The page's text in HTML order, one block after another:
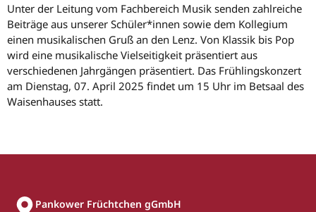
Unter der Leitung vom Fachbereich Musik senden zahlreiche
Beiträge aus unserer Schüler*innen sowie dem Kollegium
einen musikalischen Gruß an den Lenz. Von Klassik bis Pop
wird eine musikalische Vielseitigkeit präsentiert aus
verschiedenen Jahrgängen präsentiert. Das Frühlingskonzert
am Dienstag, 07. April 2025 findet um 15 Uhr im Betsaal des
Waisenhauses statt.
Pankower Früchtchen gGmbH